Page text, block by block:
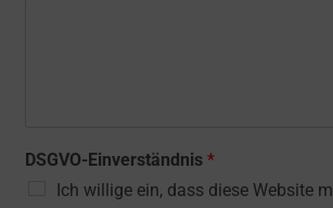
DSGVO-Einverständnis*
Ich willige ein, dass diese Website